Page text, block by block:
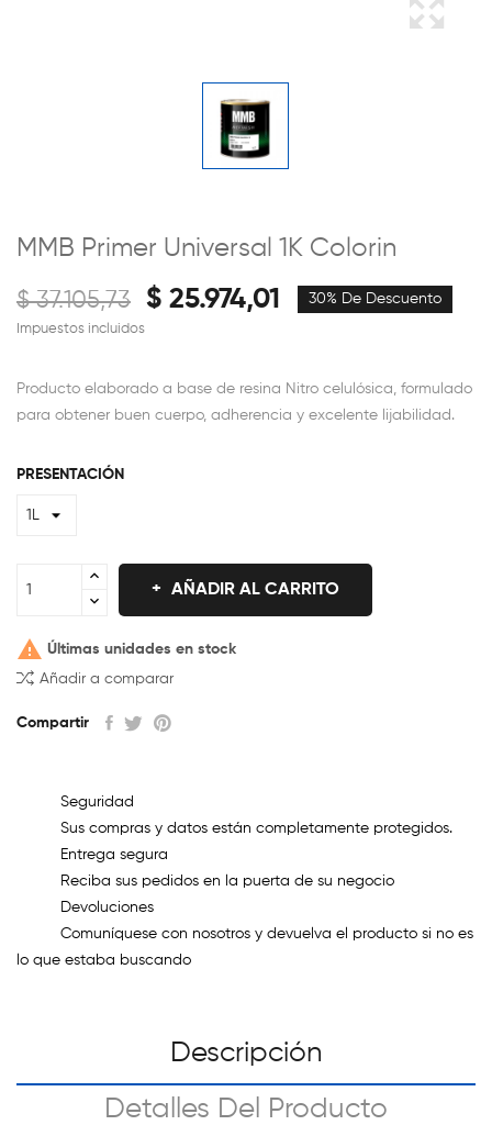
MMB Primer Universal 1K Colorin
$ 37.105,73 $ 25.974,01 30% De Descuento
Impuestos incluidos
Producto elaborado a base de resina Nitro celulósica, formulado
para obtener buen cuerpo, adherencia y excelente lijabilidad.
PRESENTACIÓN
AÑADIR AL CARRITO
 Últimas unidades en stock
Añadir a comparar
Compartir
Seguridad
Sus compras y datos están completamente protegidos.
Entrega segura
Reciba sus pedidos en la puerta de su negocio
Devoluciones
Comuníquese con nosotros y devuelva el producto si no es
lo que estaba buscando
Descripción
Detalles Del Producto